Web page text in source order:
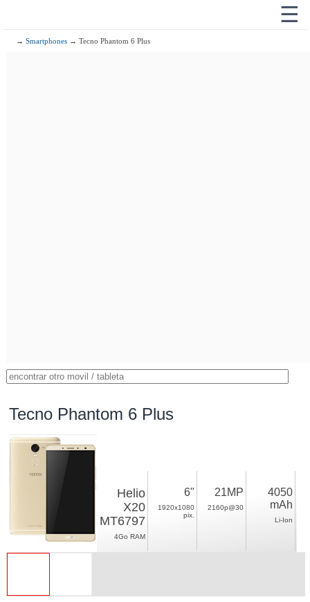
☰
→Smartphones → Tecno Phantom 6 Plus
Tecno Phantom 6 Plus
Helio
X20
MT6797
4Go RAM
6"
1920x1080
pix.
21MP
2160p@30
4050
mAh
Li-Ion